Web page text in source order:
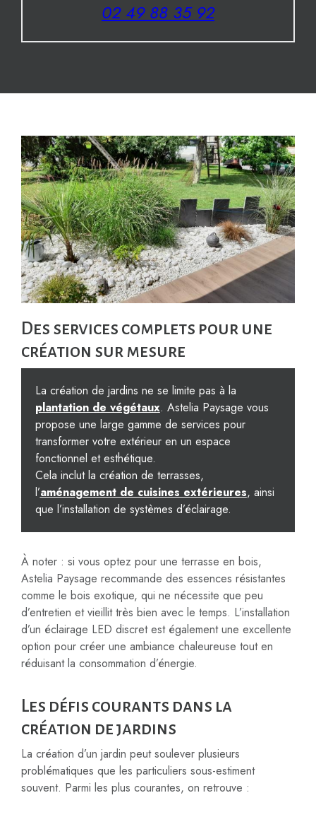
02 49 88 35 92
Des services complets pour une
création sur mesure
La création de jardins ne se limite pas à la
plantation de végétaux. Astelia Paysage vous
propose une large gamme de services pour
transformer votre extérieur en un espace
fonctionnel et esthétique.
Cela inclut la création de terrasses,
l’aménagement de cuisines extérieures, ainsi
que l’installation de systèmes d’éclairage.
À noter : si vous optez pour une terrasse en bois,
Astelia Paysage recommande des essences résistantes
comme le bois exotique, qui ne nécessite que peu
d’entretien et vieillit très bien avec le temps. L’installation
d’un éclairage LED discret est également une excellente
option pour créer une ambiance chaleureuse tout en
réduisant la consommation d’énergie.
Les défis courants dans la
création de jardins
La création d’un jardin peut soulever plusieurs
problématiques que les particuliers sous-estiment
souvent. Parmi les plus courantes, on retrouve :